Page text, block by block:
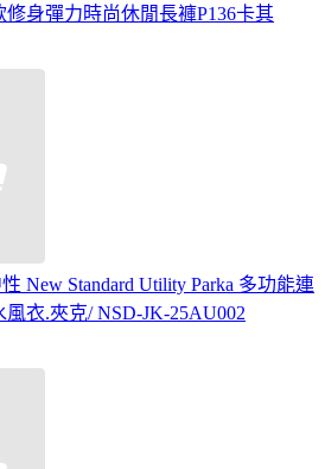
身彈力時尚休閒長褲P136卡其
New Standard Utility Parka 多功能連
衣.夾克/ NSD-JK-25AU002